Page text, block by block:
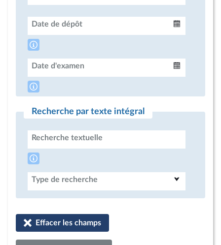
Date de dépôt
Date d'examen
Recherche par texte intégral
Recherche textuelle
Type de recherche
Effacer les champs